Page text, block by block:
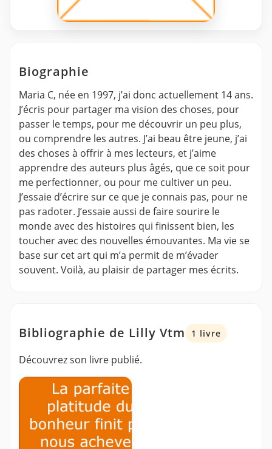
Biographie
Maria C, née en 1997, j’ai donc actuellement 14 ans.
J’écris pour partager ma vision des choses, pour
passer le temps, pour me découvrir un peu plus,
ou comprendre les autres. J’ai beau être jeune, j’ai
des choses à offrir à mes lecteurs, et j’aime
apprendre des auteurs plus âgés, que ce soit pour
me perfectionner, ou pour me cultiver un peu.
J’essaie d’écrire sur ce que je connais pas, pour ne
pas radoter. J’essaie aussi de faire sourire le
monde avec des histoires qui finissent bien, les
toucher avec des nouvelles émouvantes. Ma vie se
base sur cet art qui m’a permit de m’évader
souvent. Voilà, au plaisir de partager mes écrits.
Bibliographie de Lilly Vtm 1 livre
Découvrez son livre publié.